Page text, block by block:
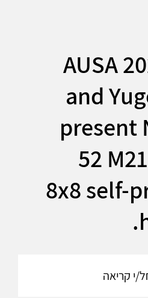
AUSA
and
present
52
8x8 self-
י קריאה